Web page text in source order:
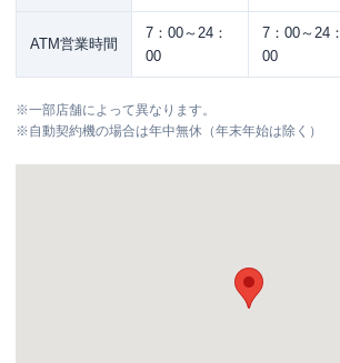
ATM営業時間
7：00～24：
00
7：00～24：
00
※一部店舗によって異なります。
※自動契約機の場合は年中無休（年末年始は除く）